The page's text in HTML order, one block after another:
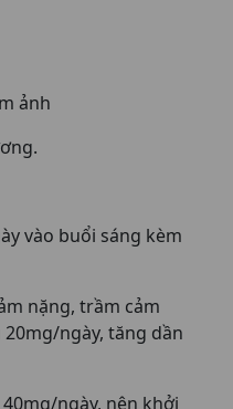
ảnh
vào buổi sáng kèm
nặng, trầm cảm
ngày, tăng dần
ngày, nên khởi